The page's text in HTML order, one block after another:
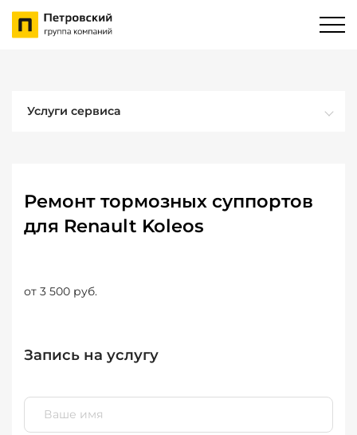
Услуги сервиса
Ремонт тормозных суппортов
для Renault Koleos
от 3 500 руб.
Запись на услугу